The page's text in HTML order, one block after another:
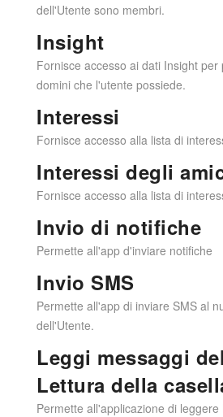
dell'Utente sono membri.
Insight
Fornisce accesso ai dati Insight
domini che l'utente possiede.
Interessi
Fornisce accesso alla lista di
Interessi degli
Fornisce accesso alla lista di
Invio di notifiche
Permette all'app d'inviare notifiche
Invio SMS
Permette all'app di inviare SMS al
dell'Utente.
Leggi messaggi
Lettura della
Permette all'applicazione di